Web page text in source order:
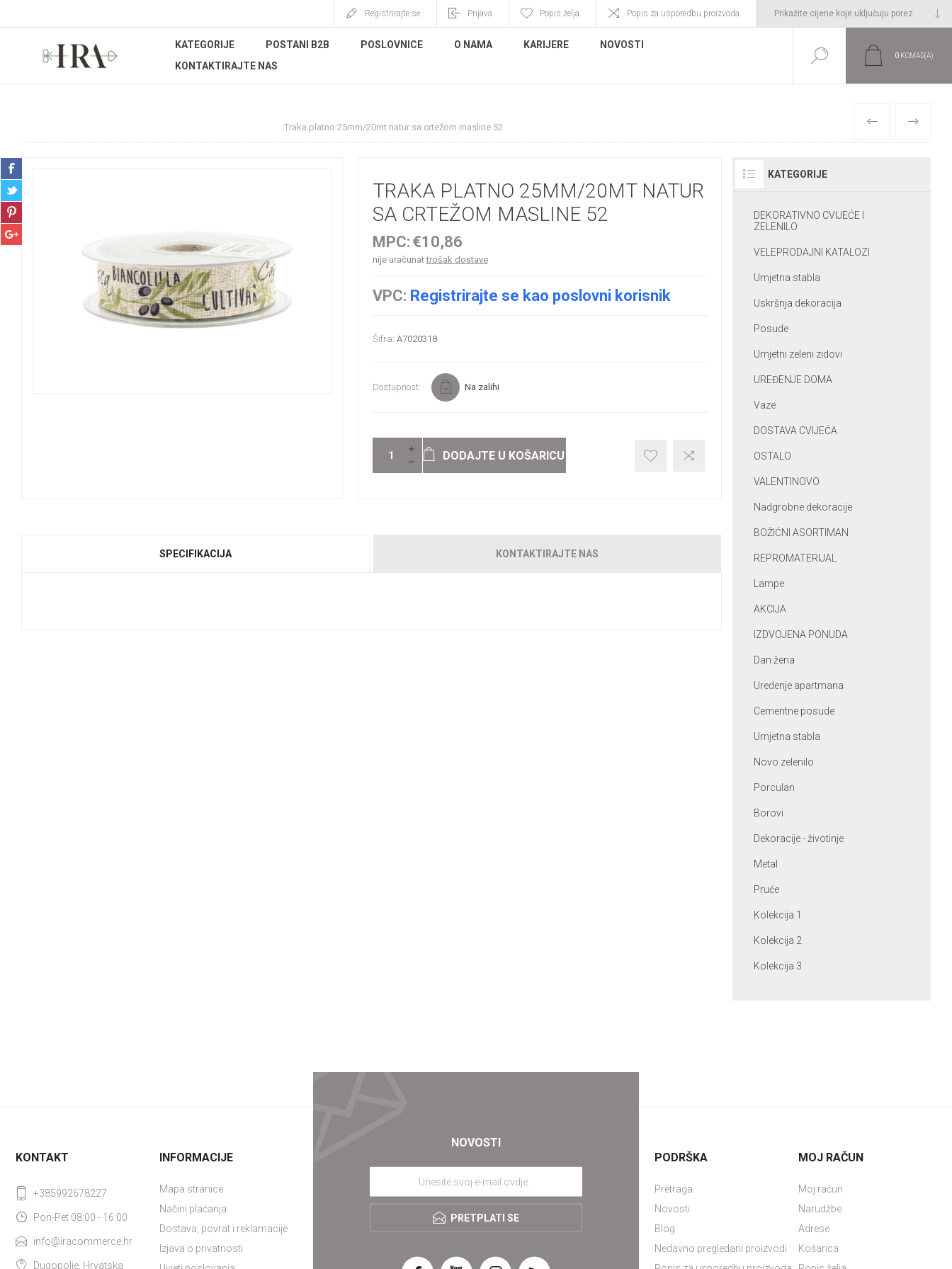
Registrirajte se Prijava Popis želja Popis za usporedbu proizvoda
KATEGORIJE POSTANI B2B POSLOVNICE O NAMA KARIJERE
NOVOSTI
KONTAKTIRAJTE NAS
0 KOMAD(A)
Traka platno 25mm/20mt natur sa crtežom masline 52 PRETHODNI
SLIJEDEĆI
TRAKA PLATNO 25MM/20MT NATUR
SA CRTEŽOM MASLINE 52
MPC: €10,86
nije uračunattrošak dostave
VPC: Registrirajte se kao poslovni korisnik
Šifra: A7020318
Dostupnost: Na zalihi
DODAJTE U KOŠARICU
SPECIFIKACIJA KONTAKTIRAJTE NAS
KATEGORIJE
DEKORATIVNO CVIJEĆE I
ZELENILO
VELEPRODAJNI KATALOZI
Umjetna stabla
Uskršnja dekoracija
Posude
Umjetni zeleni zidovi
UREĐENJE DOMA
Vaze
DOSTAVA CVIJEĆA
OSTALO
VALENTINOVO
Nadgrobne dekoracije
BOŽIĆNI ASORTIMAN
REPROMATERIJAL
Lampe
AKCIJA
IZDVOJENA PONUDA
Dan žena
Uredenje apartmana
Cementne posude
Umjetna stabla
Novo zelenilo
Porculan
Borovi
Dekoracije - životinje
Metal
Pruće
Kolekcija 1
Kolekcija 2
Kolekcija 3
NOVOSTI
PRETPLATI SE
KONTAKT
+385992678227
Pon-Pet 08:00 - 16:00
info@iracommerce.hr
Dugopolje, Hrvatska
INFORMACIJE
Mapa stranice
Načini plaćanja
Dostava, povrat i reklamacije
Izjava o privatnosti
PODRŠKA
Pretraga
Novosti
Blog
Nedavno pregledani proizvodi
MOJ RAČUN
Moj račun
Narudžbe
Adrese
Košarica